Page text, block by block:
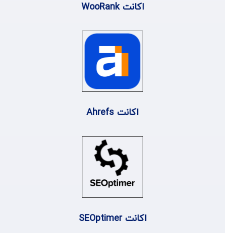
اکانت WooRank
اکانت Ahrefs
اکانت SEOptimer